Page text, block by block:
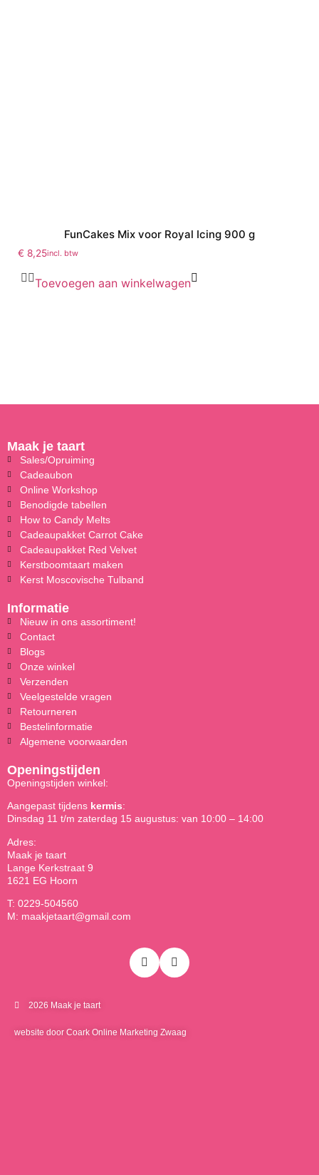
FunCakes Mix voor Royal Icing 900 g
€ 8,25incl. btw
Toevoegen aan winkelwagen
Maak je taart
Sales/Opruiming
Cadeaubon
Online Workshop
Benodigde tabellen
How to Candy Melts
Cadeaupakket Carrot Cake
Cadeaupakket Red Velvet
Kerstboomtaart maken
Kerst Moscovische Tulband
Informatie
Nieuw in ons assortiment!
Contact
Blogs
Onze winkel
Verzenden
Veelgestelde vragen
Retourneren
Bestelinformatie
Algemene voorwaarden
Openingstijden
Openingstijden winkel:
Aangepast tijdens kermis:
Dinsdag 11 t/m zaterdag 15 augustus: van 10:00 – 14:00
Adres:
Maak je taart
Lange Kerkstraat 9
1621 EG Hoorn
T: 0229-504560
M: maakjetaart@gmail.com
2026 Maak je taart
website door Coark Online Marketing Zwaag